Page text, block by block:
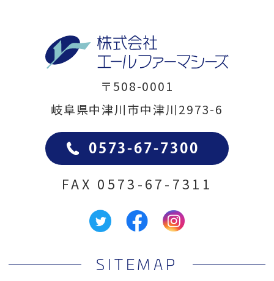
〒508-0001
岐阜県中津川市中津川2973-6
0573-67-7300
FAX 0573-67-7311
SITEMAP